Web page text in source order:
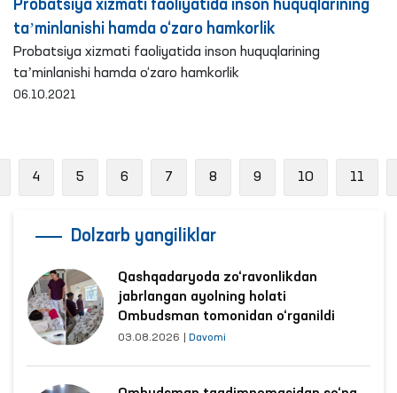
Probatsiya xizmati faoliyatida inson huquqlarining
taʼminlanishi hamda o‘zaro hamkorlik
Probatsiya xizmati faoliyatida inson huquqlarining
taʼminlanishi hamda o‘zaro hamkorlik
06.10.2021
4 5 6 7 8 9 10 11
Dolzarb yangiliklar
Qashqadaryoda zo‘ravonlikdan
jabrlangan ayolning holati
Ombudsman tomonidan o‘rganildi
03.08.2026 Davomi